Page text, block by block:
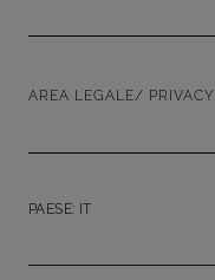
AREA LEGALE/ PRIVACY
PAESE: IT